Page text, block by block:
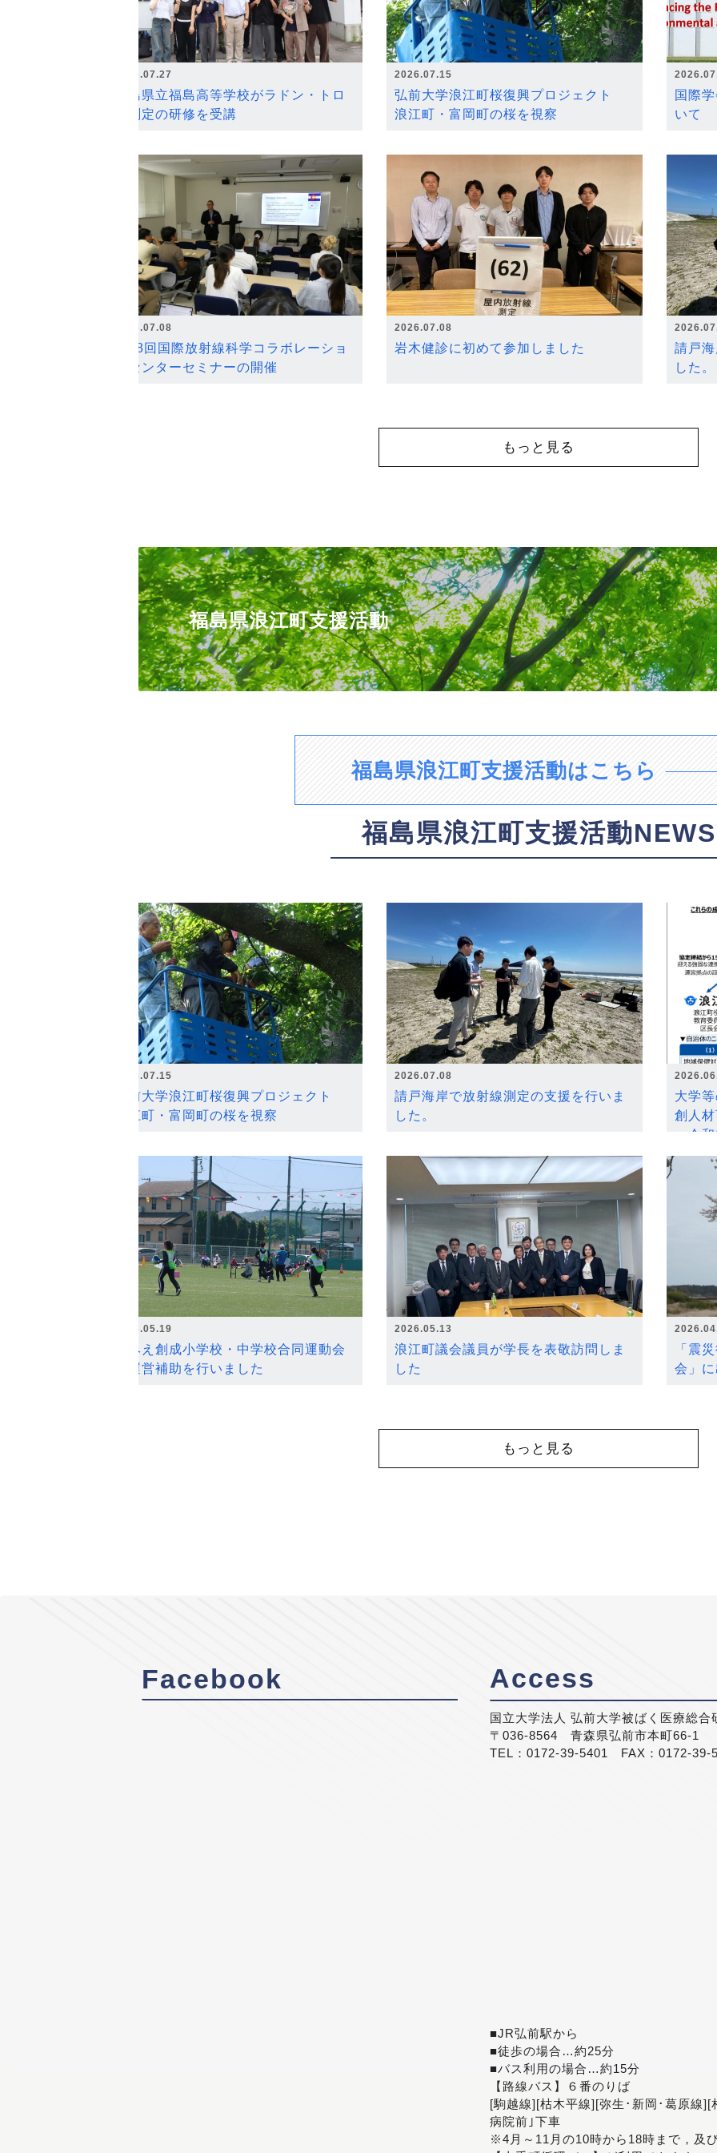
2026.07.27
福島県立福島高等学校がラドン・トロ
ン測定の研修を受講
2026.07.15
弘前大学浪江町桜復興プロジェクト
浪江町・富岡町の桜を視察
国際
いて
2026.07.08
第18回国際放射線科学コラボレーショ
ンセンターセミナーの開催
2026.07.08
岩木健診に初めて参加しました
請戸
した。
もっと見る
福島県浪江町支援活動
福島県浪江町支援活動はこちら
福島県浪江町支援活動NEWS
2026.07.15
弘前大学浪江町桜復興プロジェクト
浪江町・富岡町の桜を視察
2026.07.08
請戸海岸で放射線測定の支援を行いま
した。
大学
創人
～令
2026.05.19
なみえ創成小学校・中学校合同運動会
の運営補助を行いました
2026.05.13
浪江町議会議員が学長を表敬訪問しま
した
「震
会」
もっと見る
Facebook Access
国立大学法人 弘前大学被ばく医療総合
〒036-8564 青森県弘前市本町66-1
TEL：0172-39-5401 FAX：0172-39-
■JR弘前駅から
■徒歩の場合…約25分
■バス利用の場合…約15分
【路線バス】６番のりば
[駒越線][枯木平線][弥生･新岡･葛原線
病院前｣下車
※4月～11月の10時から18時まで，及